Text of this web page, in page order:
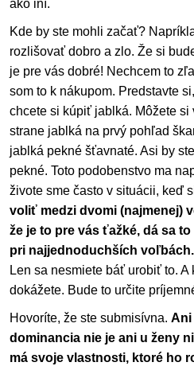
ako iní.
Kde by ste mohli začať?
rozlišovať dobro a zlo. Že si
je pre vás dobré! Nechcem to
som to k nákupom. Predstavte
chcete si kúpiť jablká. Môžete
strane jablká na prvý pohľad
jablká pekné šťavnaté. Asi by
pekné. Toto podobenstvo ma
živote sme často v situácii, keď
voliť medzi dvomi (najmenej)
že je to pre vás ťažké, dá sa
pri najjednoduchších
Len sa nesmiete báť urobiť to.
dokážete. Bude to určite
Hovoríte, že ste submisívna. Ani
dominancia nie je ani u ženy
má svoje vlastnosti, ktoré ho